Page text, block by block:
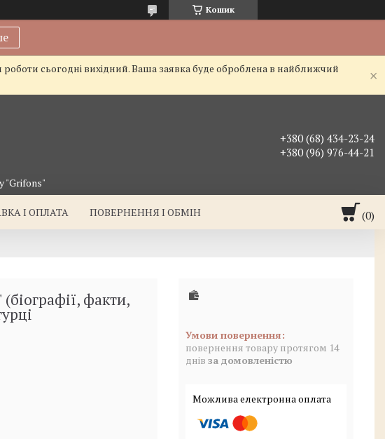
Кошик
сьогодні вихідний. Ваша заявка буде оброблена в найближчий
"Grifons"
+380 (68) 434-23-24
+380 (96) 976-44-21
І ОПЛАТА ПОВЕРНЕННЯ І ОБМІН
факти,
повернення товару протягом 14
днів за домовленістю